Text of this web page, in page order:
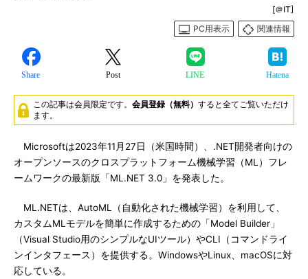
[＠IT]
PC用表示
関連情報
Share Post LINE Hatena
この記事は会員限定です。 会員登録（無料） すると全てご覧いただけ
ます。
Microsoftは2023年11月27日（米国時間）、.NET開発者向けの
オープンソースのクロスプラットフォーム機械学習（ML）フレ
ームワークの最新版「ML.NET 3.0」を発表した。
ML.NETは、AutoML（自動化された機械学習）を利用して、
カスタムMLモデルを簡単に作成するための「Model Builder」
（Visual Studio用のシンプルなUIツール）やCLI（コマンドライ
ンインタフェース）を提供する。WindowsやLinux、macOSに対
応している。